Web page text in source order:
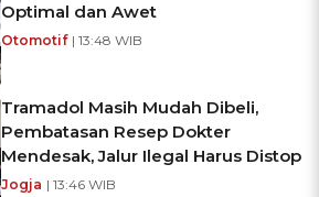
Optimal dan Awet
Otomotif | 13:48 WIB
Tramadol Masih Mudah Dibeli,
Pembatasan Resep Dokter
Mendesak, Jalur Ilegal Harus Distop
Jogja | 13:46 WIB